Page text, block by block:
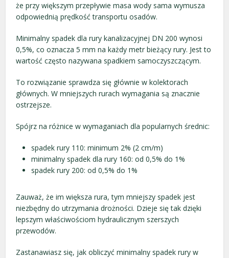
że przy większym przepływie masa wody sama wymusza
odpowiednią prędkość transportu osadów.
Minimalny spadek dla rury kanalizacyjnej DN 200 wynosi
0,5%, co oznacza 5 mm na każdy metr bieżący rury. Jest to
wartość często nazywana spadkiem samoczyszczącym.
To rozwiązanie sprawdza się głównie w kolektorach
głównych. W mniejszych rurach wymagania są znacznie
ostrzejsze.
Spójrz na różnice w wymaganiach dla popularnych średnic:
spadek rury 110: minimum 2% (2 cm/m)
minimalny spadek dla rury 160: od 0,5% do 1%
spadek rury 200: od 0,5% do 1%
Zauważ, że im większa rura, tym mniejszy spadek jest
niezbędny do utrzymania drożności. Dzieje się tak dzięki
lepszym właściwościom hydraulicznym szerszych
przewodów.
Zastanawiasz się, jak obliczyć minimalny spadek rury w